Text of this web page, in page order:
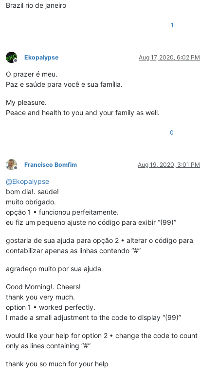
Brazil rio de janeiro
1
Offline
Ekopalypse Aug 17, 2020, 6:02 PM
O prazer é meu.
Paz e saúde para você e sua família.
My pleasure.
Peace and health to you and your family as well.
0
Offline
Francisco Bomfim Aug 19, 2020, 3:01 PM
@Ekopalypse
bom dia!. saúde!
muito obrigado.
opção 1 • funcionou perfeitamente.
eu fiz um pequeno ajuste no código para exibir “(99)”
gostaria de sua ajuda para opção 2 • alterar o código para
contabilizar apenas as linhas contendo “#”
agradeço muito por sua ajuda
Good Morning!. Cheers!
thank you very much.
option 1 • worked perfectly.
I made a small adjustment to the code to display “(99)”
would like your help for option 2 • change the code to count
only as lines containing “#”
thank you so much for your help